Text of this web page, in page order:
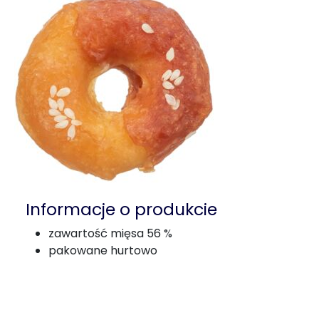
Informacje o produkcie
zawartość mięsa 56 %
pakowane hurtowo